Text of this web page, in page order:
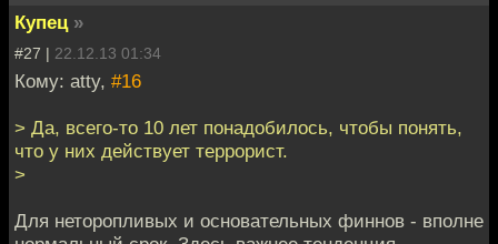
Купец »
#27 | 22.12.13 01:34
Кому: atty, #16
> Да, всего-то 10 лет понадобилось, чтобы понять,
что у них действует террорист.
>
Для неторопливых и основательных финнов - вполне